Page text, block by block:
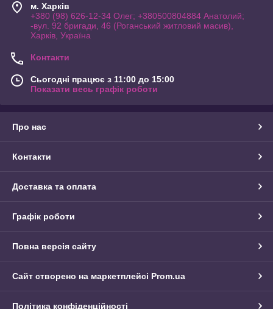
м. Харків
+380 (98) 626-12-34 Олег; +380500804884 Анатолий;
-вул. 92 бригади, 46 (Роганський житловий масив),
Харків, Україна
Контакти
Сьогодні працює з 11:00 до 15:00
Показати весь графік роботи
Про нас
Контакти
Доставка та оплата
Графік роботи
Повна версія сайту
Сайт створено на маркетплейсі Prom.ua
Політика конфіденційності